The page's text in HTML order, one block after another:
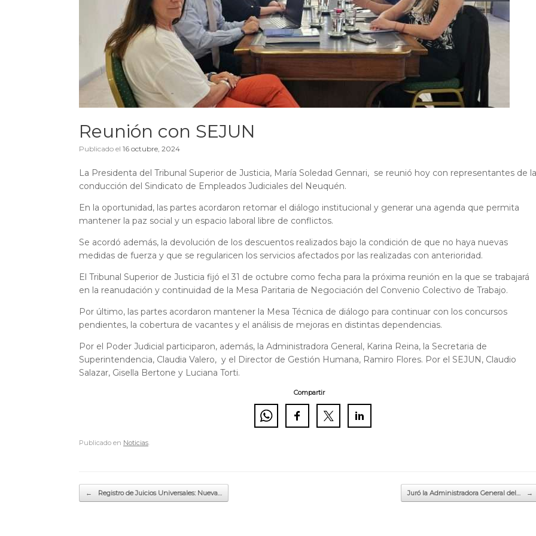
Reunión con SEJUN
Publicado el 16 octubre, 2024
La Presidenta del Tribunal Superior de Justicia, María Soledad Gennari, se reunió hoy con representantes de la
conducción del Sindicato de Empleados Judiciales del Neuquén.
En la oportunidad, las partes acordaron retomar el diálogo institucional y generar una agenda que permita
mantener la paz social y un espacio laboral libre de conflictos.
Se acordó además, la devolución de los descuentos realizados bajo la condición de que no haya nuevas
medidas de fuerza y que se regularicen los servicios afectados por las realizadas con anterioridad.
El Tribunal Superior de Justicia fijó el 31 de octubre como fecha para la próxima reunión en la que se trabajará
en la reanudación y continuidad de la Mesa Paritaria de Negociación del Convenio Colectivo de Trabajo.
Por último, las partes acordaron mantener la Mesa Técnica de diálogo para continuar con los concursos
pendientes, la cobertura de vacantes y el análisis de mejoras en distintas dependencias.
Por el Poder Judicial participaron, además, la Administradora General, Karina Reina, la Secretaria de
Superintendencia, Claudia Valero, y el Director de Gestión Humana, Ramiro Flores. Por el SEJUN, Claudio
Salazar, Gisella Bertone y Luciana Torti.
Compartir
Publicado en Noticias
Navegador de artículos
← Registro de Juicios Universales: Nueva… Juró la Administradora General del… →